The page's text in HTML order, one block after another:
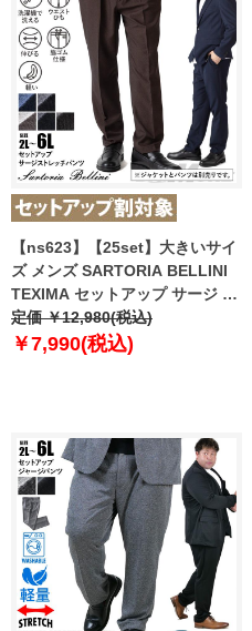
【ns623】【25set】大きいサイ
ズ メンズ SARTORIA BELLINI
TEXIMA セットアップ サージ ス
トレッチ パンツ 軽量 ウォッシャ
ブル スマリラ 52870b-pt
定価 ￥12,980(税込)
￥7,990(税込)